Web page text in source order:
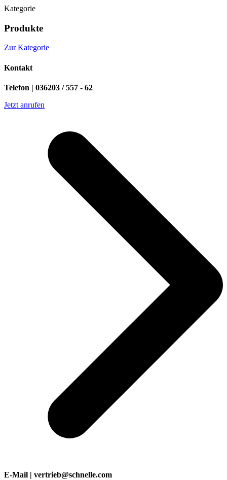
Kategorie
Produkte
Zur Kategorie
Kontakt
Telefon | 036203 / 557 - 62
Jetzt anrufen
E-Mail | vertrieb@schnelle.com